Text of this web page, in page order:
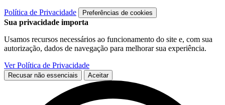
Política de Privacidade Preferências de cookies
Sua privacidade importa
Usamos recursos necessários ao funcionamento do site e, com sua
autorização, dados de navegação para melhorar sua experiência.
Ver Política de Privacidade
Recusar não essenciais Aceitar